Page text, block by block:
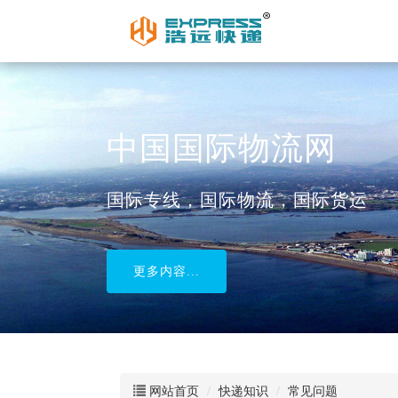
中国国际物流网
国际专线，国际物流，国际货运
更多内容...
网站首页 快递知识 常见问题